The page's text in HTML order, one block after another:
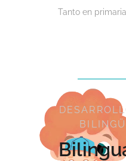
Tanto en